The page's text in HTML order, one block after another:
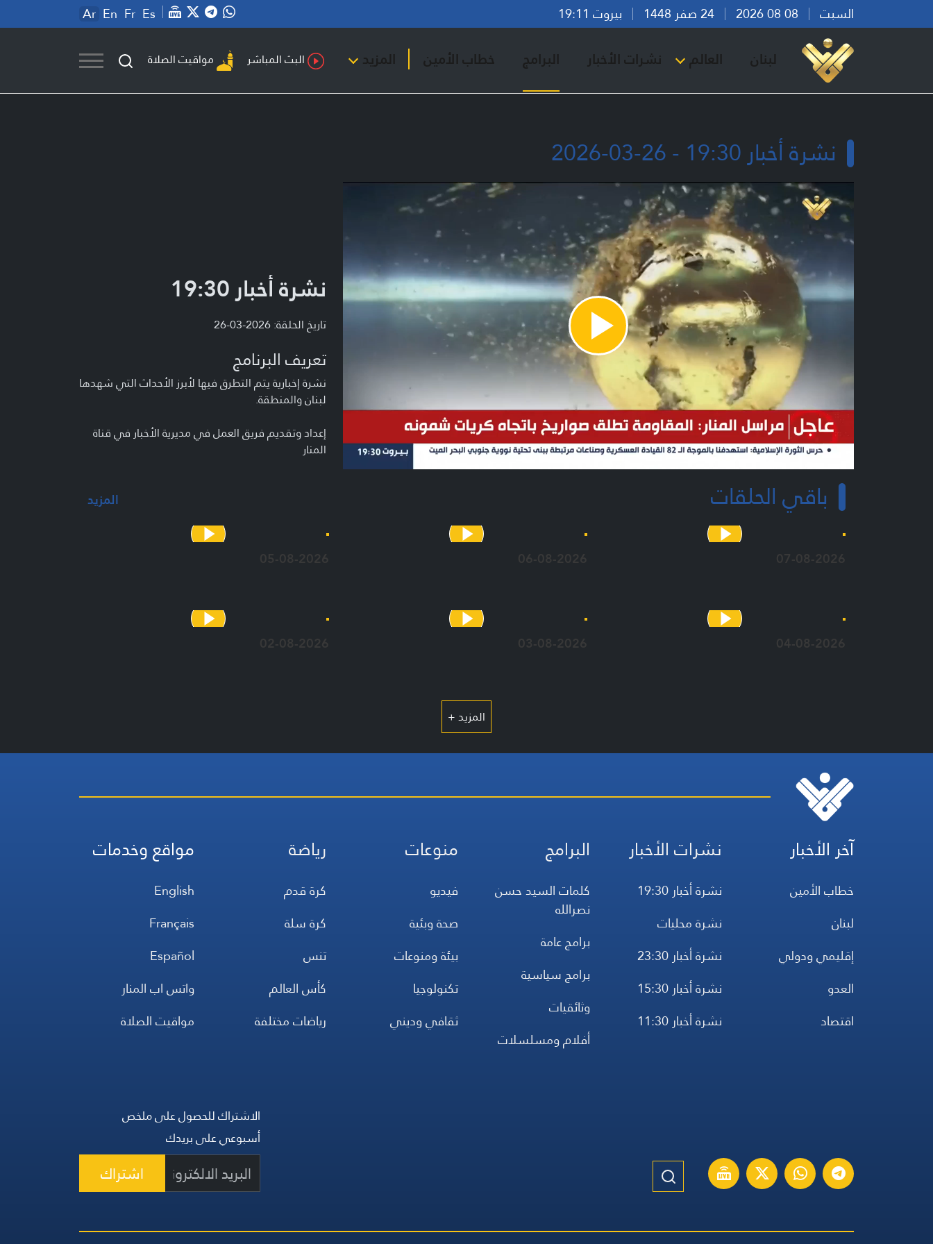
السبت بيروت 19:11 Ar En Fr Es
لبنان العالم نشرات الأخبار البرامج خطاب الأمين المزيد البث المباشر مواقيت الصلاة
نشرة أخبار 19:30 - 26-03-2026
Play
Video
نشرة أخبار 19:30
تاريخ الحلقة: 2026-03-26
تعريف البرنامج
نشرة إخبارية يتم التطرق فيها لأبرز الأحداث التي شهدها
لبنان والمنطقة.
إعداد وتقديم فريق العمل في مديرية الأخبار في قناة
المنار
باقي الحلقات المزيد
07-08-2026
06-08-2026
05-08-2026
04-08-2026
03-08-2026
02-08-2026
المزيد +
آخر الأخبار
خطاب الأمين
لبنان
إقليمي ودولي
العدو
اقتصاد
نشرات الأخبار
نشرة أخبار 19:30
نشرة محليات
نشرة أخبار 23:30
نشرة أخبار 15:30
نشرة أخبار 11:30
البرامج
كلمات السيد حسن
نصرالله
برامج عامة
برامج سياسية
وثائقيات
أفلام ومسلسلات
منوعات
فيديو
صحة وبئية
بيئة ومنوعات
تكنولوجيا
ثقافي وديني
رياضة
كرة قدم
كرة سلة
تنس
كأس العالم
رياضات مختلفة
مواقع وخدمات
English
Français
Español
واتس اب المنار
مواقيت الصلاة
الاشتراك للحصول على ملخص
أسبوعي على بريدك
اشتراك